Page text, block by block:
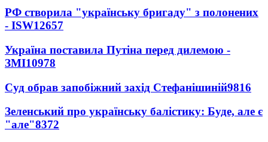
РФ створила "українську бригаду" з полонених
- ISW12657
Україна поставила Путіна перед дилемою -
ЗМІ10978
Суд обрав запобіжний захід Стефанішиній9816
Зеленський про українську балістику: Буде, але є
"але"8372